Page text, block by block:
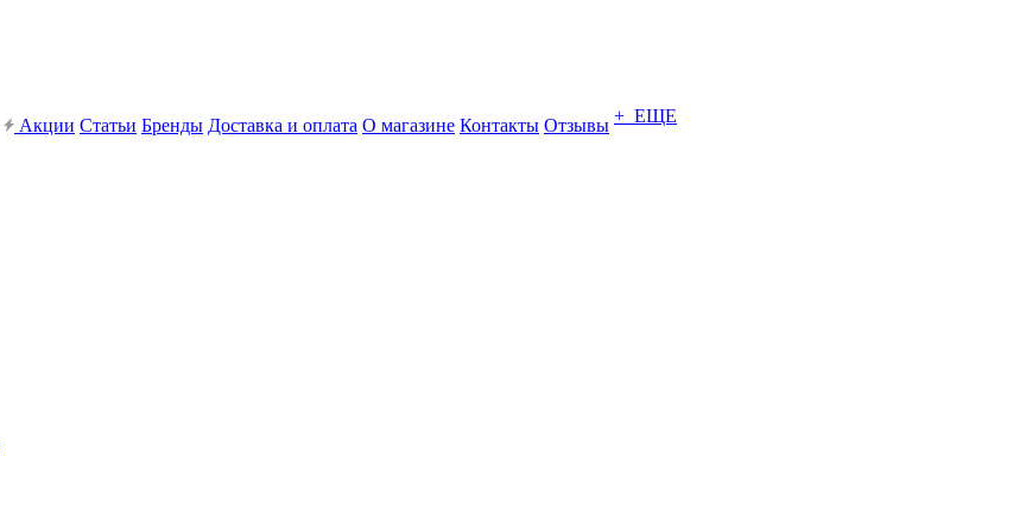
Акции Статьи Бренды Доставка и оплата О магазине Контакты Отзывы + ЕЩЕ